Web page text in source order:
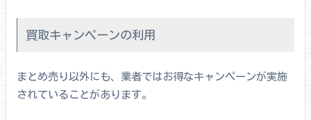
買取キャンペーンの利用
まとめ売り以外にも、業者ではお得なキャンペーンが実施
されていることがあります。